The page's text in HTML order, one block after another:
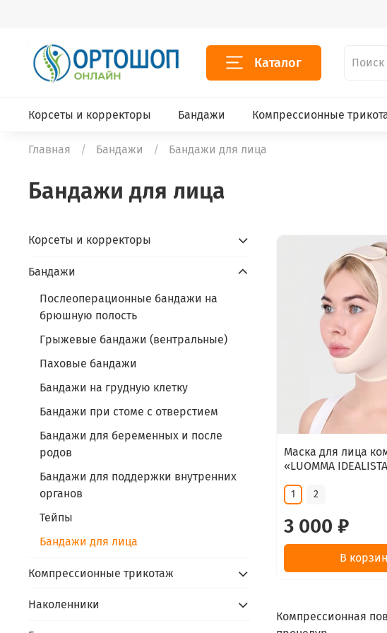
Каталог
Корсеты и корректоры Бандажи Компрессионные
Главная Бандажи Бандажи для лица
Бандажи для лица
Маска для лица
«LUOMMA
1 2
3 000 ₽
В
Компрессионная
Корсеты и корректоры
Бандажи
Послеоперационные бандажи на
брюшную полость
Грыжевые бандажи (вентральные)
Паховые бандажи
Бандажи на грудную клетку
Бандажи при стоме с отверстием
Бандажи для беременных и после
родов
Бандажи для поддержки внутренних
органов
Тейпы
Бандажи для лица
Компрессионные трикотаж
Наколенники